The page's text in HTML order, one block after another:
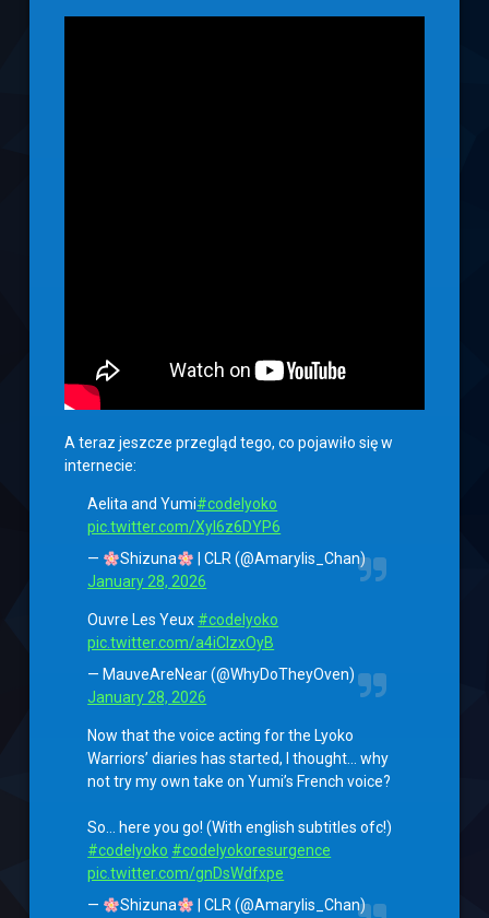
A teraz jeszcze przegląd tego, co pojawiło się w
internecie:
Aelita and Yumi#codelyoko
pic.twitter.com/XyI6z6DYP6
—
Shizuna
| CLR (@Amarylis_Chan)
January 28, 2026
Ouvre Les Yeux #codelyoko
pic.twitter.com/a4iClzxOyB
— MauveAreNear (@WhyDoTheyOven)
January 28, 2026
Now that the voice acting for the Lyoko
Warriors’ diaries has started, I thought… why
not try my own take on Yumi’s French voice?
So… here you go! (With english subtitles ofc!)
#codelyoko #codelyokoresurgence
pic.twitter.com/gnDsWdfxpe
—
Shizuna
| CLR (@Amarylis_Chan)